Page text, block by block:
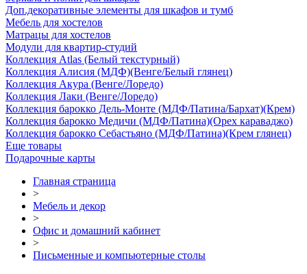
Доп.декоративные элементы для шкафов и тумб
Мебель для хостелов
Матрацы для хостелов
Модули для квартир-студий
Коллекция Atlas (Белый текстурный)
Коллекция Алисия (МДФ)(Венге/Белый глянец)
Коллекция Акура (Венге/Лоредо)
Коллекция Лаки (Венге/Лоредо)
Коллекция барокко Дель-Монте (МДФ/Патина/Бархат)(Крем)
Коллекция барокко Медичи (МДФ/Патина)(Орех караваджо)
Коллекция барокко Себастьяно (МДФ/Патина)(Крем глянец)
Еще товары
Подарочные карты
Главная страница
>
Мебель и декор
>
Офис и домашний кабинет
>
Письменные и компьютерные столы